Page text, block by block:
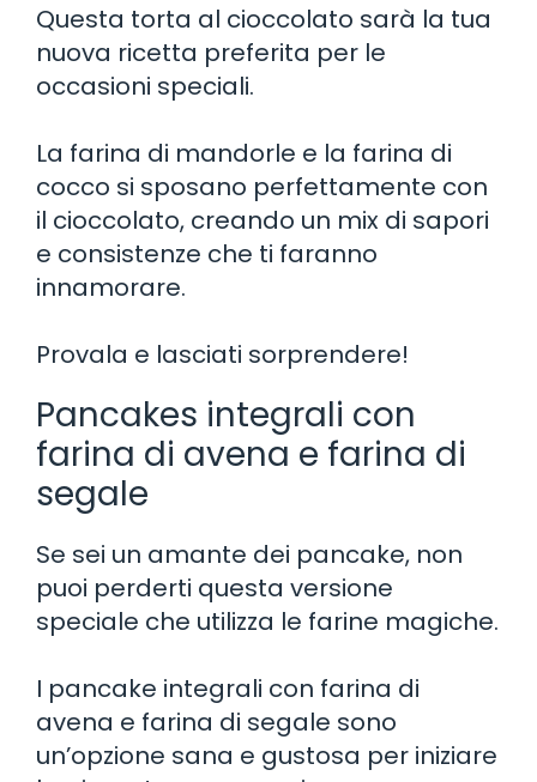
Questa torta al cioccolato sarà la tua
nuova ricetta preferita per le
occasioni speciali.
La farina di mandorle e la farina di
cocco si sposano perfettamente con
il cioccolato, creando un mix di sapori
e consistenze che ti faranno
innamorare.
Provala e lasciati sorprendere!
Pancakes integrali con
farina di avena e farina di
segale
Se sei un amante dei pancake, non
puoi perderti questa versione
speciale che utilizza le farine magiche.
I pancake integrali con farina di
avena e farina di segale sono
un’opzione sana e gustosa per iniziare